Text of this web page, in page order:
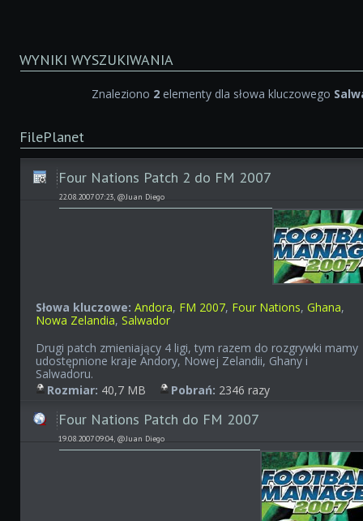
WYNIKI WYSZUKIWANIA
Znaleziono 2 elementy dla słowa kluczowego
FilePlanet
Four Nations Patch 2 do FM 2007
22.08.2007 07:23, @Juan Diego
Słowa kluczowe: Andora, FM 2007, Four Nations,Ghana,
Nowa Zelandia,Salwador
Drugi patch zmieniający 4 ligi, tym razem do rozgrywki mamy
udostępnione kraje Andory, Nowej Zelandii, Ghany i
Salwadoru.
Rozmiar: 40,7 MB Pobrań: 2346 razy
Four Nations Patch do FM 2007
19.08.2007 09:04, @Juan Diego